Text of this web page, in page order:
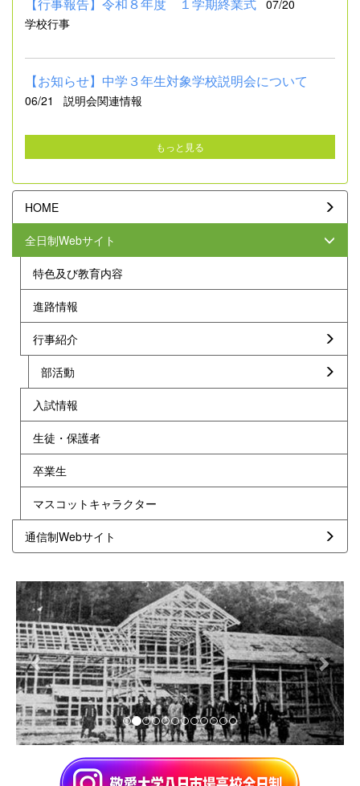
07/20
学校行事
【お知らせ】中学３年生対象学校説明会について
06/21 説明会関連情報
もっと見る
HOME
全日制Webサイト
特色及び教育内容
進路情報
行事紹介
部活動
入試情報
生徒・保護者
卒業生
マスコットキャラクター
通信制Webサイト
p
r
e
v
i
o
u
s
n
e
x
t